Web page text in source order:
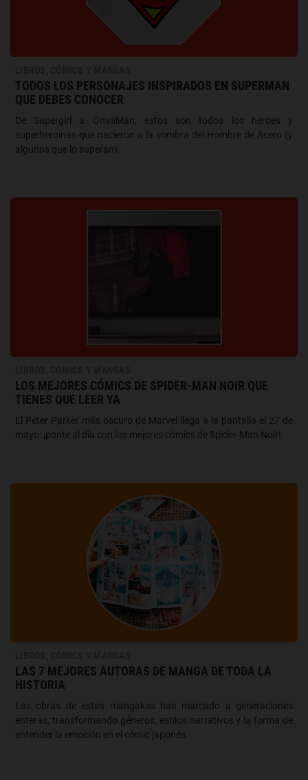
TODOS LOS PERSONAJES INSPIRADOS EN SUPERMAN
QUE DEBES CONOCER
De Supergirl a OmniMan, estos son todos los héroes y
superheroínas que nacieron a la sombra del Hombre de Acero (y
algunos que lo superan).
LOS MEJORES CÓMICS DE SPIDER-MAN NOIR QUE
TIENES QUE LEER YA
El Peter Parker más oscuro de Marvel llega a la pantalla el 27 de
mayo: ¡ponte al día con los mejores cómics de Spider-Man Noir!
LAS 7 MEJORES AUTORAS DE MANGA DE TODA LA
HISTORIA
Las obras de estas mangakas han marcado a generaciones
enteras, transformando géneros, estilos narrativos y la forma de
entender la emoción en el cómic japonés.